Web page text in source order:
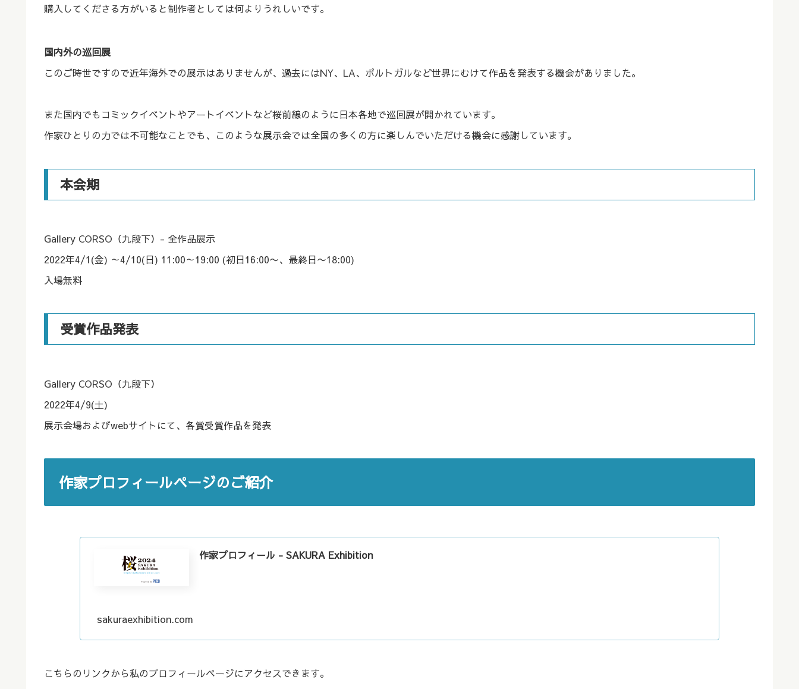
購入してくださる方がいると制作者としては何よりうれしいです。
国内外の巡回展
このご時世ですので近年海外での展示はありませんが、過去にはNY、LA、ポルトガルなど世界にむけて作品を発表する機会がありました。
また国内でもコミックイベントやアートイベントなど桜前線のように日本各地で巡回展が開かれています。
作家ひとりの力では不可能なことでも、このような展示会では全国の多くの方に楽しんでいただける機会に感謝しています。
本会期
Gallery CORSO（九段下）- 全作品展示
2022年4/1(金) ～4/10(日) 11:00～19:00 (初日16:00〜、最終日〜18:00)
入場無料
受賞作品発表
Gallery CORSO（九段下）
2022年4/9(土)
展示会場およびwebサイトにて、各賞受賞作品を発表
作家プロフィールページのご紹介
作家プロフィール - SAKURA Exhibition
sakuraexhibition.com
こちらのリンクから私のプロフィールページにアクセスできます。